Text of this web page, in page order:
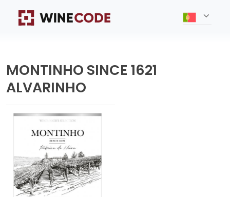
MONTINHO SINCE 1621
ALVARINHO